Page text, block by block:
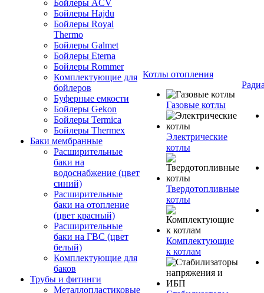
Бойлеры ACV
Бойлеры Hajdu
Бойлеры Royal
Thermo
Бойлеры Galmet
Бойлеры Eterna
Бойлеры Rommer
Комплектующие для
бойлеров
Буферные емкости
Бойлеры Gekon
Бойлеры Termica
Бойлеры Thermex
Баки мембранные
Расширительные
баки на
водоснабжение (цвет
синий)
Расширительные
баки на отопление
(цвет красный)
Расширительные
баки на ГВС (цвет
белый)
Комплектующие для
баков
Трубы и фитинги
Металлопластиковые
Котлы отопления
Газовые котлы
Электрические
котлы
Твердотопливные
котлы
Комплектующие
к котлам